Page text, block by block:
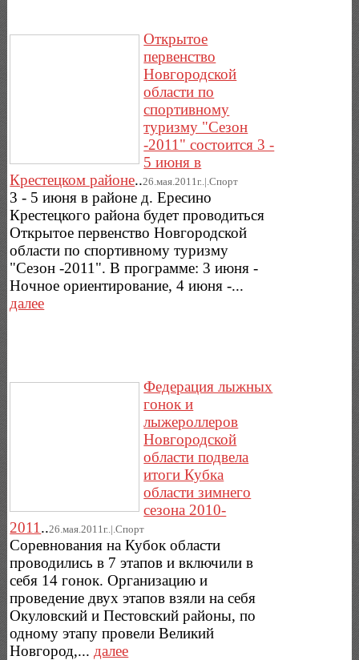
Открытое
первенство
Новгородской
области по
спортивному
туризму "Сезон
-2011" состоится 3 -
5 июня в
Крестецком районе..26.мая.2011г..|.Спорт
3 - 5 июня в районе д. Ересино
Крестецкого района будет проводиться
Открытое первенство Новгородской
области по спортивному туризму
"Сезон -2011". В программе: 3 июня -
Ночное ориентирование, 4 июня -...
далее
Федерация лыжных
гонок и
лыжероллеров
Новгородской
области подвела
итоги Кубка
области зимнего
сезона 2010-
2011 ..26.мая.2011г..|.Спорт
Соревнования на Кубок области
проводились в 7 этапов и включили в
себя 14 гонок. Организацию и
проведение двух этапов взяли на себя
Окуловский и Пестовский районы, по
одному этапу провели Великий
Новгород,... далее